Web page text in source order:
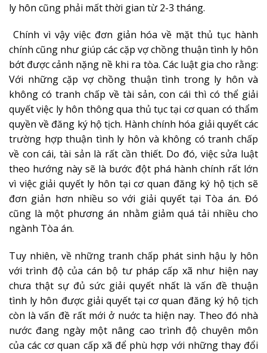
ly hôn cũng phải mất thời gian từ 2-3 tháng.
Chính vì vậy việc đơn giản hóa về mặt thủ tục hành
chính cũng như giúp các cặp vợ chồng thuận tình ly hôn
bớt được cảnh nặng nề khi ra tòa. Các luật gia cho rằng:
Với những cặp vợ chồng thuận tình trong ly hôn và
không có tranh chấp về tài sản, con cái thì có thể giải
quyết việc ly hôn thông qua thủ tục tại cơ quan có thẩm
quyền về đăng ký hộ tịch. Hành chính hóa giải quyết các
trường hợp thuận tình ly hôn và không có tranh chấp
về con cái, tài sản là rất cần thiết. Do đó, việc sửa luật
theo hướng này sẽ là bước đột phá hành chính rất lớn
vì việc giải quyết ly hôn tại cơ quan đăng ký hộ tịch sẽ
đơn giản hơn nhiều so với giải quyết tại Tòa án. Đó
cũng là một phương án nhằm giảm quá tải nhiều cho
ngành Tòa án.
Tuy nhiên, về những tranh chấp phát sinh hậu ly hôn
với trình độ của cán bộ tư pháp cấp xã như hiện nay
chưa thật sự đủ sức giải quyết nhất là vấn đề thuận
tình ly hôn được giải quyết tại cơ quan đăng ký hộ tịch
còn là vấn đề rất mới ở nuớc ta hiện nay. Theo đó nhà
nước đang ngày một nâng cao trình độ chuyên môn
của các cơ quan cấp xã để phù hợp với những thay đổi